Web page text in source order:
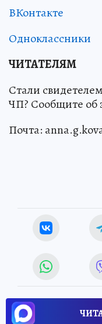
ВКонтакте
Одноклассники
ЧИТАТЕЛЯМ
Стали
ЧП? Сообщите
Почта: